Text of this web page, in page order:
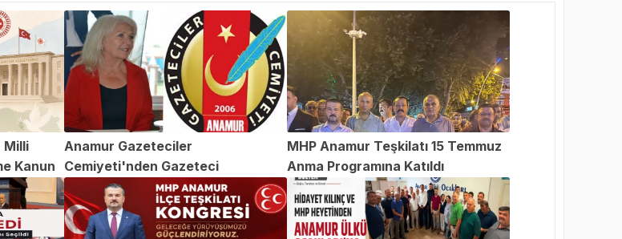
Milli
Kanun
Anamur Gazeteciler
Cemiyeti'nden Gazeteci
Abdülvahap Şehitoğlu'na Yapılan
Saldırıya Kınama
MHP Anamur Teşkilatı 15 Temmuz
Anma Programına Katıldı